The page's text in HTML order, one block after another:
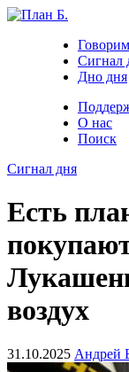
Сигнал
Дно дня
О нас
Поиск
Сигнал дня
Есть
воздух
31.10.2025 Андрей